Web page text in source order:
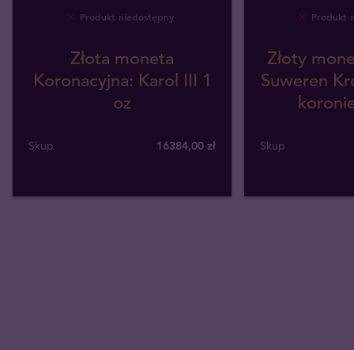
Produkt niedostępny
Złota moneta
Koronacyjna: Karol III 1
oz
Skup 16384,00 zł
Produkt
Złoty
Suweren
Skup